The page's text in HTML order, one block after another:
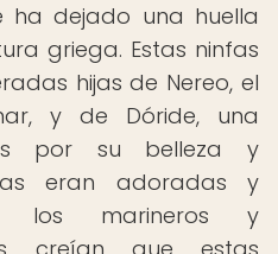
ha dejado una huella
griega. Estas ninfas
hijas de Nereo, el
y de Dóride, una
por su belleza y
eran adoradas y
los marineros y